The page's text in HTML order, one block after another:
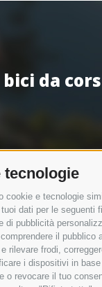
tecnologie
cookie e tecnologie
dati per le
di pubblicità
il
rilevare frodi,
i dispositivi in
o revocare il tuo
da